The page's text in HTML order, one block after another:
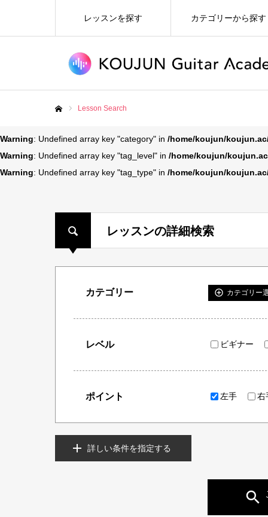
レッスンを探す カテゴリーから探す
Lesson Search
Warning: Undefined array key "category" in /home/koujun/
Warning: Undefined array key "tag_level" in /home/koujun/
Warning: Undefined array key "tag_type" in /home/koujun/
レッスンの詳細検索
カテゴリー add_circle_outline カテゴリー
レベル ビギナー
ポイント 左手 右
詳しい条件を指定する